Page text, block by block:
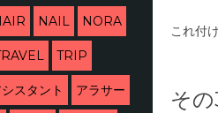
これ付
そ
NAIL NORA
TRIP
スタント アラサー